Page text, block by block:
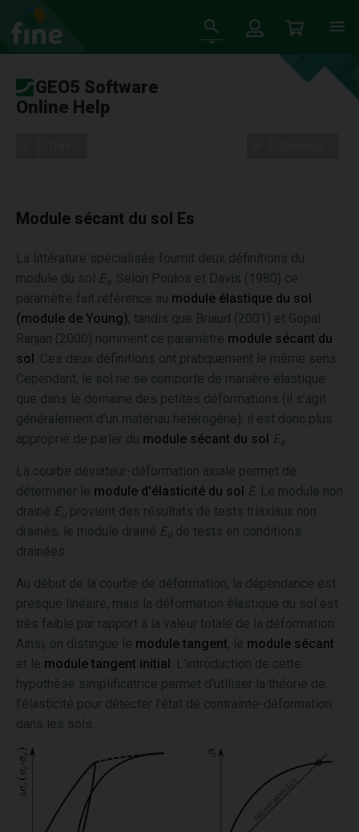
GEO5 Software
Online Help
Module sécant du sol Es
La littérature spécialisée fournit deux définitions du
module du sol E s . Selon Poulos et Davis (1980) ce
paramètre fait référence au module élastique du sol
(module de Young), tandis que Briaud (2001) et Gopal
Ranjan (2000) nomment ce paramètre module sécant du
sol . Ces deux définitions ont pratiquement le même sens.
Cependant, le sol ne se comporte de manière élastique
que dans le domaine des petites déformations (il s’agit
généralement d’un matériau hétérogène); il est donc plus
approprié de parler du module sécant du sol E s
La courbe déviateur-déformation axiale permet de
déterminer le module d'élasticité du sol E . Le module non
drainé E u provient des résultats de tests triaxiaux non
drainés, le module drainé E dde tests en conditions
drainées.
Au début de la courbe de déformation, la dépendance est
presque linéaire, mais la déformation élastique du sol est
très faible par rapport à la valeur totale de la déformation.
Ainsi, on distingue le module tangent, le module sécant
et le module tangent initial . L'introduction de cette
hypothèse simplificatrice permet d'utiliser la théorie de
l'élasticité pour détecter l'état de contrainte-déformation
dans les sols.